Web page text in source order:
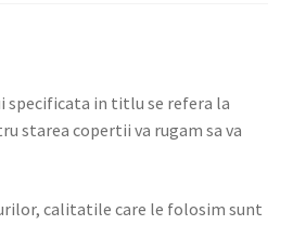
specificata in titlu se refera la
starea copertii va rugam sa va
calitatile care le folosim sunt